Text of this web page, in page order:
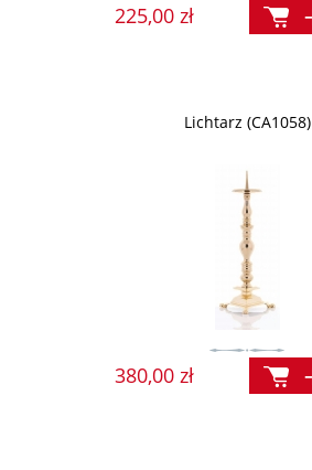
225,00 zł
Lichtarz (CA1058)
380,00 zł